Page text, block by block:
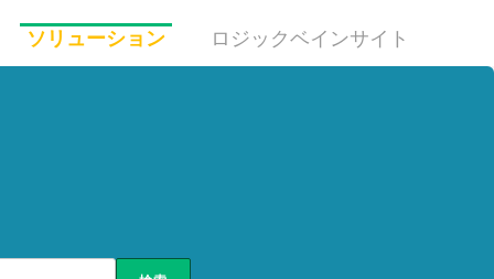
ソリューション ロジックベインサイト